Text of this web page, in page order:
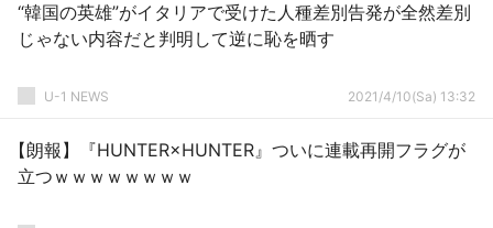
“韓国の英雄”がイタリアで受けた人種差別告発が全然差別
じゃない内容だと判明して逆に恥を晒す
U-1 NEWS 2021/4/10(Sa) 13:32
【朗報】『HUNTER×HUNTER』ついに連載再開フラグが
立つｗｗｗｗｗｗｗｗ